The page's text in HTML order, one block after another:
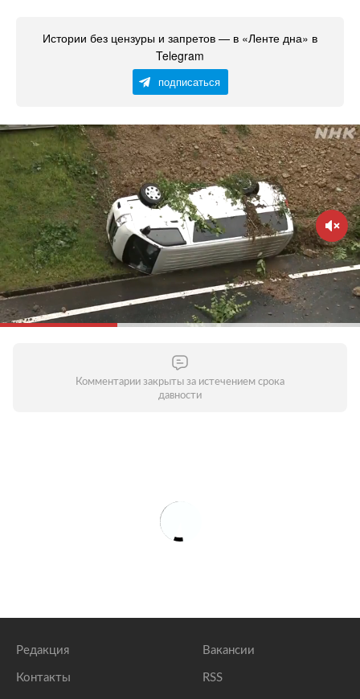
Истории без цензуры и запретов — в «Ленте дна» в
Telegram
подписаться
Комментарии закрыты за истечением срока
давности
Редакция
Контакты
Вакансии
RSS